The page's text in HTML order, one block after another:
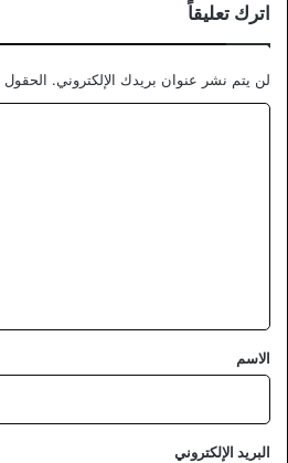
اترك تعليقاً
لن يتم نشر عنوان بريدك الإلكتروني. الحقول
*
الاسم
البريد الإلكتروني